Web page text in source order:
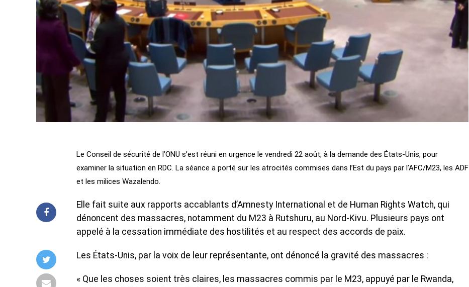
Le Conseil de sécurité de l’ONU s’est réuni en urgence le vendredi 22 août, à la demande des États-Unis, pour
examiner la situation en RDC. La séance a porté sur les atrocités commises dans l’Est du pays par l’AFC/M23, les ADF
et les milices Wazalendo.
Elle fait suite aux rapports accablants d’Amnesty International et de Human Rights Watch, qui
dénoncent des massacres, notamment du M23 à Rutshuru, au Nord-Kivu. Plusieurs pays ont
appelé à la cessation immédiate des hostilités et au respect des accords de paix.
Les États-Unis, par la voix de leur représentante, ont dénoncé la gravité des massacres :
« Que les choses soient très claires, les massacres commis par le M23, appuyé par le Rwanda,